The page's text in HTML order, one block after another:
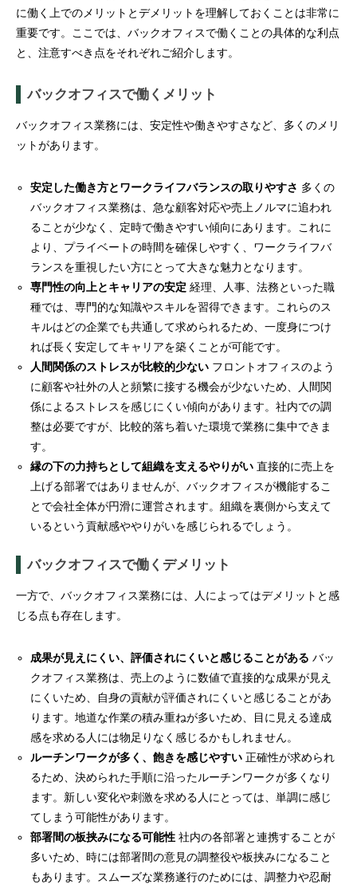
に働く上でのメリットとデメリットを理解しておくことは非常に
重要です。ここでは、バックオフィスで働くことの具体的な利点
と、注意すべき点をそれぞれご紹介します。
バックオフィスで働くメリット
バックオフィス業務には、安定性や働きやすさなど、多くのメリ
ットがあります。
安定した働き方とワークライフバランスの取りやすさ 多くの
バックオフィス業務は、急な顧客対応や売上ノルマに追われ
ることが少なく、定時で働きやすい傾向にあります。これに
より、プライベートの時間を確保しやすく、ワークライフバ
ランスを重視したい方にとって大きな魅力となります。
専門性の向上とキャリアの安定 経理、人事、法務といった職
種では、専門的な知識やスキルを習得できます。これらのス
キルはどの企業でも共通して求められるため、一度身につけ
れば長く安定してキャリアを築くことが可能です。
人間関係のストレスが比較的少ない フロントオフィスのよう
に顧客や社外の人と頻繁に接する機会が少ないため、人間関
係によるストレスを感じにくい傾向があります。社内での調
整は必要ですが、比較的落ち着いた環境で業務に集中できま
す。
縁の下の力持ちとして組織を支えるやりがい 直接的に売上を
上げる部署ではありませんが、バックオフィスが機能するこ
とで会社全体が円滑に運営されます。組織を裏側から支えて
いるという貢献感ややりがいを感じられるでしょう。
バックオフィスで働くデメリット
一方で、バックオフィス業務には、人によってはデメリットと感
じる点も存在します。
成果が見えにくい、評価されにくいと感じることがある バッ
クオフィス業務は、売上のように数値で直接的な成果が見え
にくいため、自身の貢献が評価されにくいと感じることがあ
ります。地道な作業の積み重ねが多いため、目に見える達成
感を求める人には物足りなく感じるかもしれません。
ルーチンワークが多く、飽きを感じやすい 正確性が求められ
るため、決められた手順に沿ったルーチンワークが多くなり
ます。新しい変化や刺激を求める人にとっては、単調に感じ
てしまう可能性があります。
部署間の板挟みになる可能性 社内の各部署と連携することが
多いため、時には部署間の意見の調整役や板挟みになること
もあります。スムーズな業務遂行のためには、調整力や忍耐